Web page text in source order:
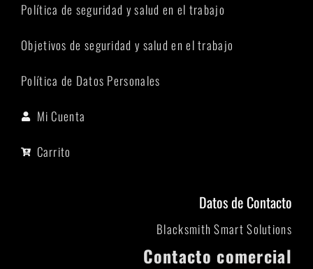
Política de seguridad y salud en el trabajo
Objetivos de seguridad y salud en el trabajo
Política de Datos Personales
Mi Cuenta
Carrito
Datos de Contacto
Blacksmith Smart Solutions
Contacto comercial